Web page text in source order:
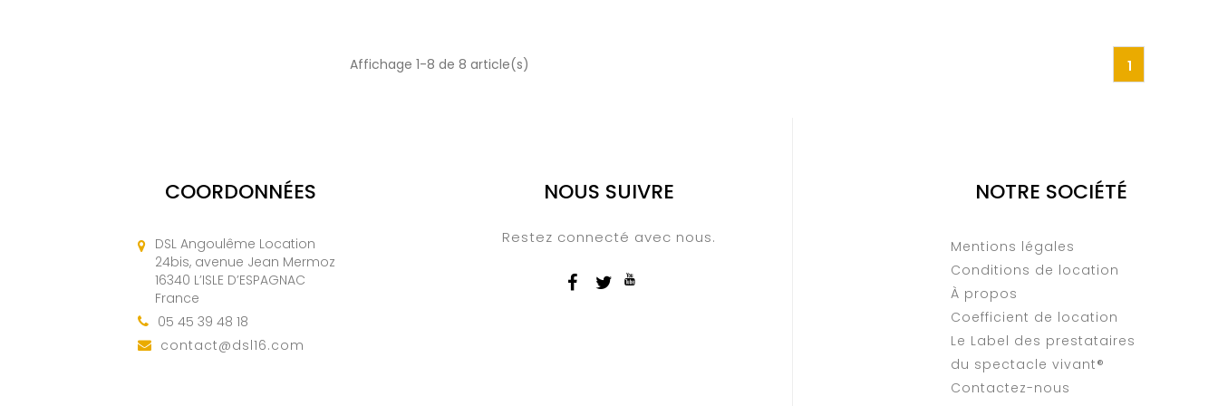
Affichage 1-8 de 8 article(s) 1
COORDONNÉES
DSL Angoulême Location
24bis, avenue Jean Mermoz
16340 L’ISLE D’ESPAGNAC
France
05 45 39 48 18
contact@dsl16.com
NOUS SUIVRE
Restez connecté avec nous.
NOTRE SOCIÉTÉ
Mentions légales
Conditions de location
À propos
Coefficient de location
Le Label des prestataires
du spectacle vivant®
Contactez-nous